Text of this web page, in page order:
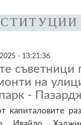
- 13:21:36
съветници
на
-
капиталовите